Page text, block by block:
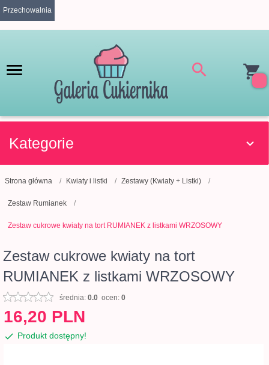
Przechowalnia
Kategorie
Strona główna Kwiaty i listki Zestawy (Kwiaty + Listki)
Zestaw Rumianek
Zestaw cukrowe kwiaty na tort RUMIANEK z listkami WRZOSOWY
Zestaw cukrowe kwiaty na tort
RUMIANEK z listkami WRZOSOWY
średnia: 0.0 ocen: 0
16,20 PLN
Produkt dostępny!